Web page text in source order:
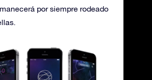
por siempre rodeado